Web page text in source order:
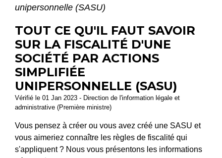
unipersonnelle (SASU)
TOUT CE QU'IL FAUT SAVOIR
SUR LA FISCALITÉ D'UNE
SOCIÉTÉ PAR ACTIONS
SIMPLIFIÉE
UNIPERSONNELLE (SASU)
Vérifié le 01 Jan 2023 - Direction de l'information légale et
administrative (Première ministre)
Vous pensez à créer ou vous avez créé une SASU et
vous aimeriez connaître les règles de fiscalité qui
s'appliquent ? Nous vous présentons les informations